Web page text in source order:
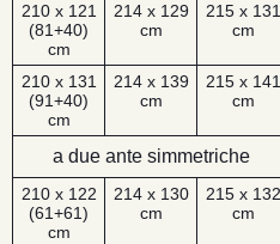
210 x 121
(81+40)
cm
214 x 129
cm
215 x
cm
210 x 131
(91+40)
cm
214 x 139
cm
215 x
cm
a due ante simmetriche
210 x 122
(61+61)
cm
214 x 130
cm
215 x
cm